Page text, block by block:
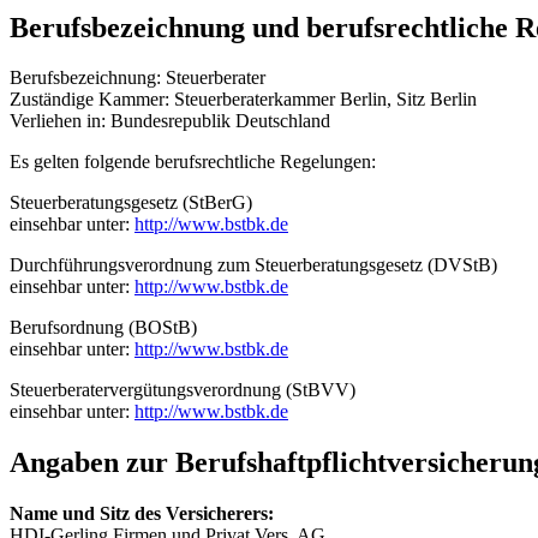
Berufsbezeichnung und berufsrechtliche
Berufsbezeichnung: Steuerberater
Zuständige Kammer: Steuerberaterkammer Berlin, Sitz Berlin
Verliehen in: Bundesrepublik Deutschland
Es gelten folgende berufsrechtliche Regelungen:
Steuerberatungsgesetz (StBerG)
einsehbar unter: http://www.bstbk.de
Durchführungsverordnung zum Steuerberatungsgesetz (DVStB)
einsehbar unter: http://www.bstbk.de
Berufsordnung (BOStB)
einsehbar unter: http://www.bstbk.de
Steuerberatervergütungsverordnung (StBVV)
einsehbar unter: http://www.bstbk.de
Angaben zur
Name und Sitz des Versicherers: